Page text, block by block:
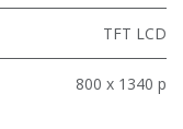
TFT LCD
800 x 1340 p